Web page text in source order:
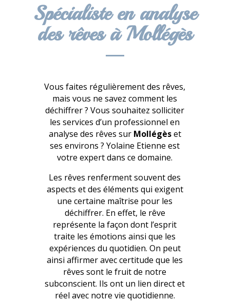
Spécialiste en analyse
des rêves à Mollégès
Vous faites régulièrement des rêves,
mais vous ne savez comment les
déchiffrer ? Vous souhaitez solliciter
les services d’un professionnel en
analyse des rêves sur Mollégèset
ses environs ? Yolaine Etienne est
votre expert dans ce domaine.
Les rêves renferment souvent des
aspects et des éléments qui exigent
une certaine maîtrise pour les
déchiffrer. En effet, le rêve
représente la façon dont l’esprit
traite les émotions ainsi que les
expériences du quotidien. On peut
ainsi affirmer avec certitude que les
rêves sont le fruit de notre
subconscient. Ils ont un lien direct et
réel avec notre vie quotidienne.